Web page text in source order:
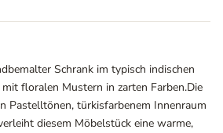
Schrank im typisch indischen
floralen Mustern in zarten Farben.Die
Pastelltönen, türkisfarbenem Innenraum
diesem Möbelstück eine warme,